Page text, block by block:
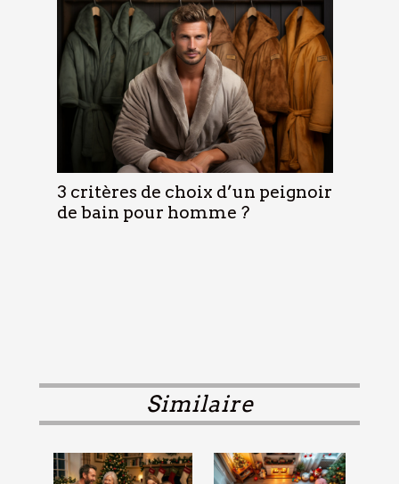
3 critères de choix d’un peignoir
de bain pour homme ?
Similaire